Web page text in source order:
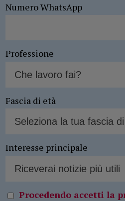
Numero WhatsApp
Professione
Fascia di età
Interesse principale
Procedendo accetti la